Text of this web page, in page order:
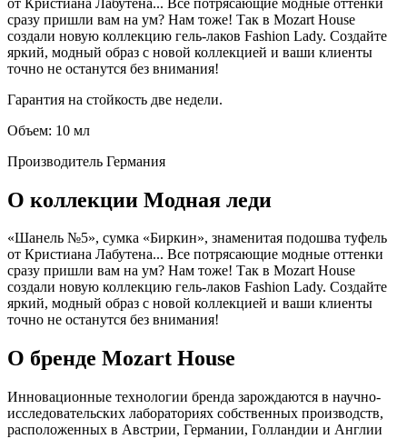
сразу пришли вам на ум? Нам тоже! Так в Mozart House
создали новую коллекцию гель-лаков Fashion Lady. Создайте
яркий, модный образ с новой коллекцией и ваши клиенты
точно не останутся без внимания!
Гарантия на стойкость две недели.
Объем: 10 мл
Производитель Германия
О коллекции Модная леди
«Шанель №5», сумка «Биркин», знаменитая подошва туфель
от Кристиана Лабутена... Все потрясающие модные оттенки
сразу пришли вам на ум? Нам тоже! Так в Mozart House
создали новую коллекцию гель-лаков Fashion Lady. Создайте
яркий, модный образ с новой коллекцией и ваши клиенты
точно не останутся без внимания!
О бренде Mozart House
Инновационные технологии бренда зарождаются в научно-
исследовательских лабораториях собственных производств,
расположенных в Австрии, Германии, Голландии и Англии